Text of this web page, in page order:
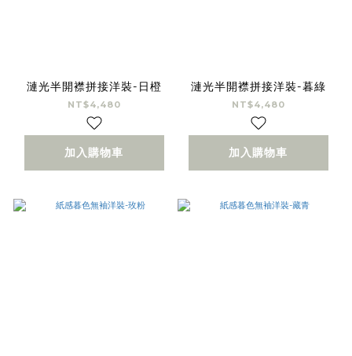
漣光半開襟拼接洋裝-日橙
NT$4,480
加入購物車
漣光半開襟拼接洋裝-暮綠
NT$4,480
加入購物車